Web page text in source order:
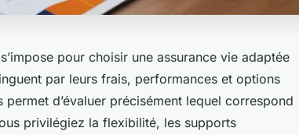
pour choisir une assurance vie adaptée
par leurs frais, performances et options
d’évaluer précisément lequel correspond
privilégiez la flexibilité, les supports